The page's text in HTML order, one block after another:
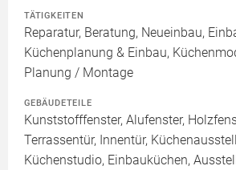
TÄTIGKEITEN
Reparatur, Beratung, Neueinbau,
Küchenplanung & Einbau,
Planung / Montage
GEBÄUDETEILE
Kunststofffenster, Alufenster,
Terrassentür, Innentür,
Küchenstudio, Einbauküchen,